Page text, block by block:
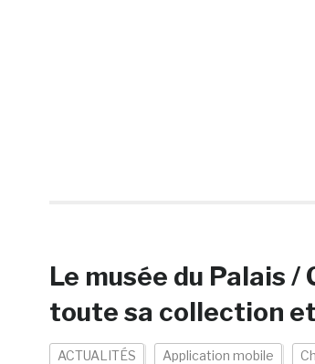
Le musée du Palais
toute sa collection
ACTUALITÉS Application mobile